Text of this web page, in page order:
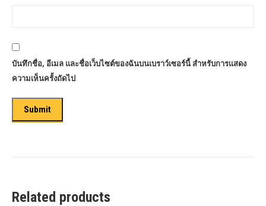
บันทึกชื่อ, อีเมล และชื่อเว็บไซต์ของฉันบนเบราว์เซอร์นี้ สำหรับการแสดง
ความเห็นครั้งถัดไป
Related products